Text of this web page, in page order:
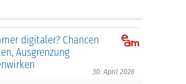
digitaler? Chancen
Ausgrenzung
30. April 2026